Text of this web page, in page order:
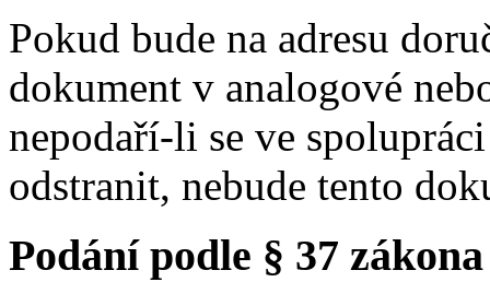
Pokud bude na adresu
dokument v analogové
nepodaří-li se ve
odstranit, nebude tento
Podání podle § 37